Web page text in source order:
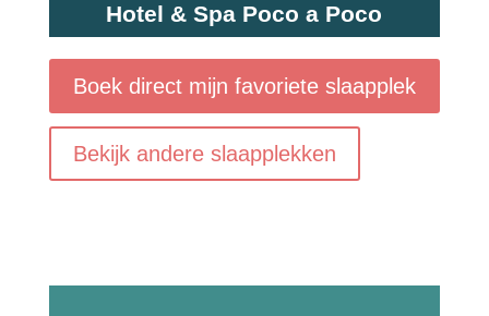
Hotel & Spa Poco a Poco
Boek direct mijn favoriete slaapplek
Bekijk andere slaapplekken